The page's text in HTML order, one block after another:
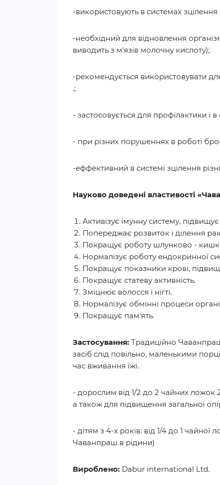
-використовують в системах
-необхідний для відновлення
виводить з м'язів молочну кислоту);
-рекомендується використовувати
.;
- застосовується для профілактики і
- при різних порушеннях в роботі
-еффективний в системі зцілення
Науково доведені властивості
Активізує імунну систему,
Попереджає розвиток і ділення
Покращує роботу шлунково -
Нормалізує роботу ендокринної
Покращує показники крові,
Покращує статеву активність.
Зміцнює волосся і нігті.
Нормалізує обмінні процеси
Покращує пам'ять.
Застосування: Традиційно
засіб слід повільно, маленькими
час вживання їжі.
- дорослим від 1/2 до 2 чайних ложок 2
а також для підвищення загальної
- дітям з 4-х років: від 1/4 до 1
Чаванпраш в рідини)
Вироблено: Dabur international Ltd.